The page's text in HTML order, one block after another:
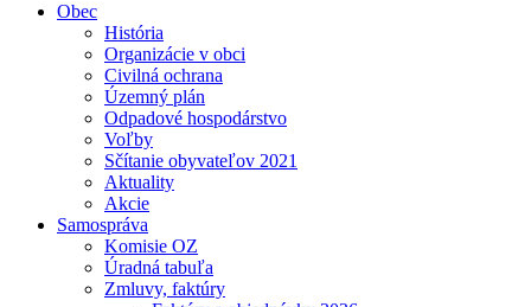
Obec
História
Organizácie v obci
Civilná ochrana
Územný plán
Odpadové hospodárstvo
Voľby
Sčítanie obyvateľov 2021
Aktuality
Akcie
Samospráva
Komisie OZ
Úradná tabuľa
Zmluvy, faktúry